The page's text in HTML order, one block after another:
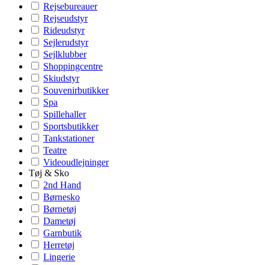
Rejsebureauer
Rejseudstyr
Rideudstyr
Sejlerudstyr
Sejlklubber
Shoppingcentre
Skiudstyr
Souvenirbutikker
Spa
Spillehaller
Sportsbutikker
Tankstationer
Teatre
Videoudlejninger
Tøj & Sko
2nd Hand
Børnesko
Børnetøj
Dametøj
Garnbutik
Herretøj
Lingerie